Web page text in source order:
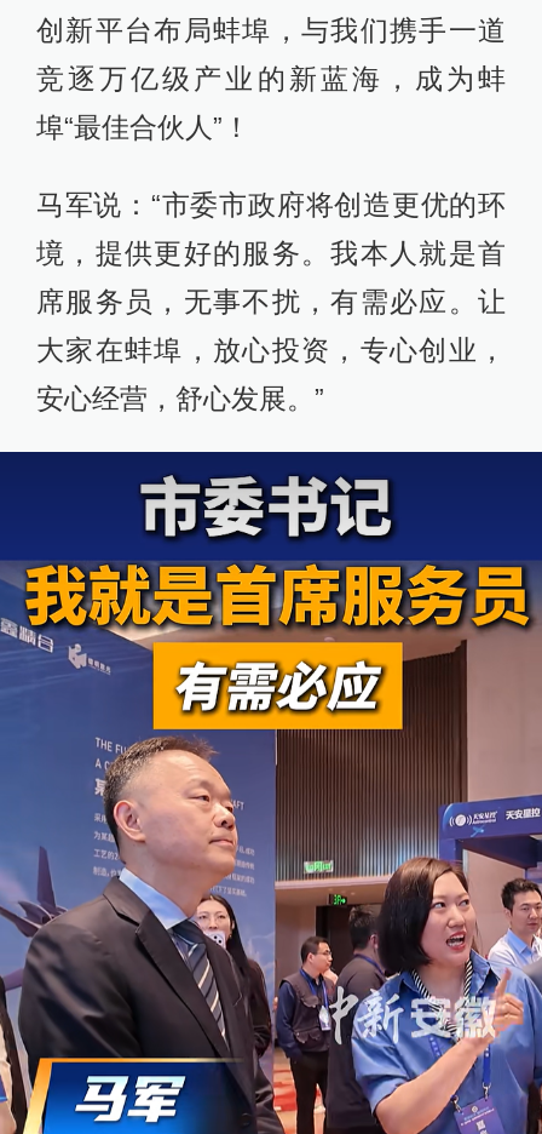
创新平台布局蚌埠，与我们携手一道
竞逐万亿级产业的新蓝海，成为蚌
埠“最佳合伙人”！
马军说：“市委市政府将创造更优的环
境，提供更好的服务。我本人就是首
席服务员，无事不扰，有需必应。让
大家在蚌埠，放心投资，专心创业，
安心经营，舒心发展。”